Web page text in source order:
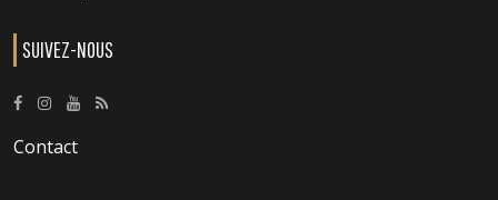
SUIVEZ-NOUS
Contact